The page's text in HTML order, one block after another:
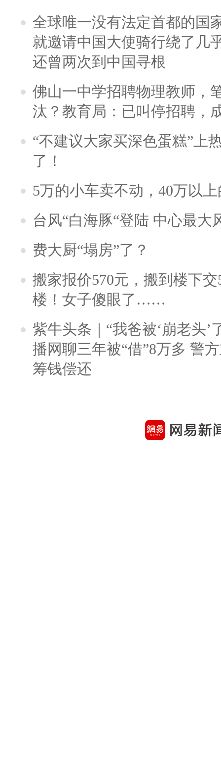
全球唯一没有法定首都的国
就邀请中国大使骑行绕了几
还曾两次到中国寻根
佛山一中学招聘物理教师，
汰？教育局：已叫停招聘，
“不建议大家买深色蛋糕”上
了！
5万的小车卖不动，40万以
台风“白海豚“登陆 中心最大
费大厨“塌房”了？
搬家报价570元，搬到楼下
楼！女子傻眼了……
紫牛头条｜“我爸被‘崩老头’
播网聊三年被“借”8万多 警
筹钱偿还